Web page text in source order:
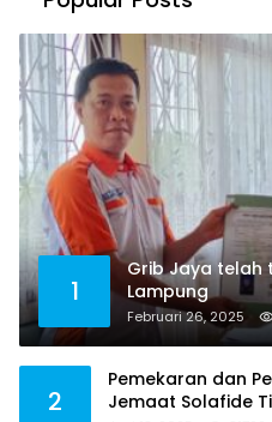
1
Grib Jaya telah
Lampung
Februari 26, 2025
2
Pemekaran dan
Jemaat Solafide